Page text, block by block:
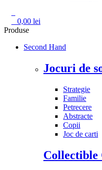
0,00 lei
Produse
Second Hand
Jocuri de
Strategie
Familie
Petrecere
Abstracte
Copii
Joc de carti
Collectible